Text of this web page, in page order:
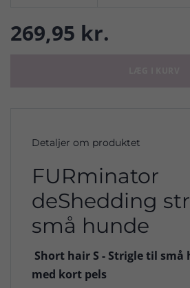
269,95 kr.
Detaljer om produktet
FURminator
deShedding
små hunde
Short hair S - Strigle til små
med kort pels